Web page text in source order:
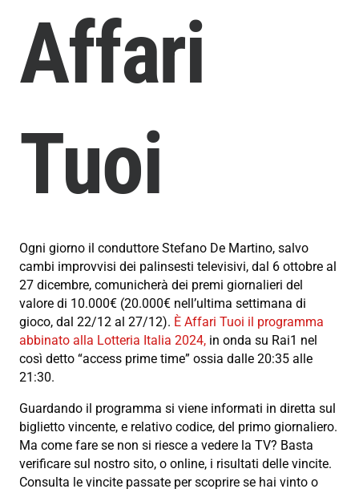
Affari
Tuoi
Ogni giorno il conduttore Stefano De Martino, salvo
cambi improvvisi dei palinsesti televisivi, dal 6 ottobre al
27 dicembre, comunicherà dei premi giornalieri del
valore di 10.000€ (20.000€ nell’ultima settimana di
gioco, dal 22/12 al 27/12). È Affari Tuoi il programma
abbinato alla Lotteria Italia 2024, in onda su Rai1 nel
così detto “access prime time” ossia dalle 20:35 alle
21:30.
Guardando il programma si viene informati in diretta sul
biglietto vincente, e relativo codice, del primo giornaliero.
Ma come fare se non si riesce a vedere la TV? Basta
verificare sul nostro sito, o online, i risultati delle vincite.
Consulta le vincite passate per scoprire se hai vinto o